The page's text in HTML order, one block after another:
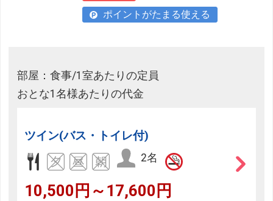
ポイントがたまる使える
部屋：食事/1室あたりの定員
おとな1名様あたりの代金
ツイン(バス・トイレ付)
2名
10,500円～17,600円